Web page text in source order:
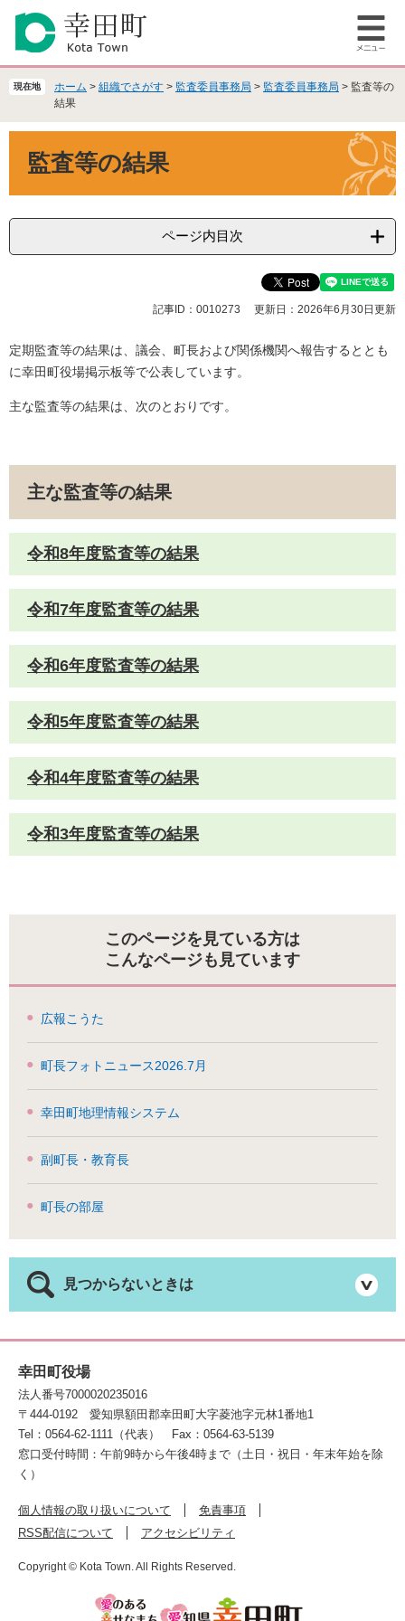
の
で
ー
ば
文
へ
メ
ー
現在地 ホーム > 組織でさがす > 監査委員事務局 > 監査委員事務局 > 監査等の
結果
監査等の結果
ページ内目次
記事ID：0010273 更新日：2026年6月30日更新
定期監査等の結果は、議会、町長および関係機関へ報告するととも
に幸田町役場掲示板等で公表しています。
主な監査等の結果は、次のとおりです。
主な監査等の結果
令和8年度監査等の結果
令和7年度監査等の結果
令和6年度監査等の結果
令和5年度監査等の結果
令和4年度監査等の結果
令和3年度監査等の結果
このページを見ている方は
こんなページも見ています
広報こうた
町長フォトニュース2026.7月
幸田町地理情報システム
副町長・教育長
町長の部屋
見つからないときは
幸田町役場
法人番号7000020235016
〒444-0192
愛知県額田郡幸田町大字菱池字元林1番地1
Tel：0564-62-1111（代表）
Fax：0564-63-5139
窓口受付時間：午前9時から午後4時まで（土日・祝日・年末年始を除
く）
個人情報の取り扱いについて
免責事項
RSS配信について
アクセシビリティ
Copyright © Kota Town. All Rights Reserved.